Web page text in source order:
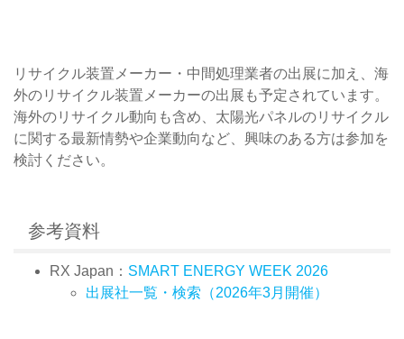
リサイクル装置メーカー・中間処理業者の出展に加え、海
外のリサイクル装置メーカーの出展も予定されています。
海外のリサイクル動向も含め、太陽光パネルのリサイクル
に関する最新情勢や企業動向など、興味のある方は参加を
検討ください。
参考資料
RX Japan： SMART ENERGY WEEK 2026
出展社一覧・検索（2026年3月開催）